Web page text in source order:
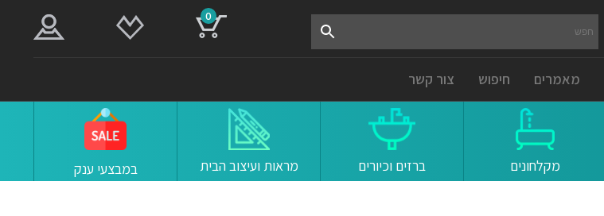
0
מאמרים חיפוש צור קשר
מקלחונים ברזים וכיורים מראות ועיצוב הבית במבצעי ענק